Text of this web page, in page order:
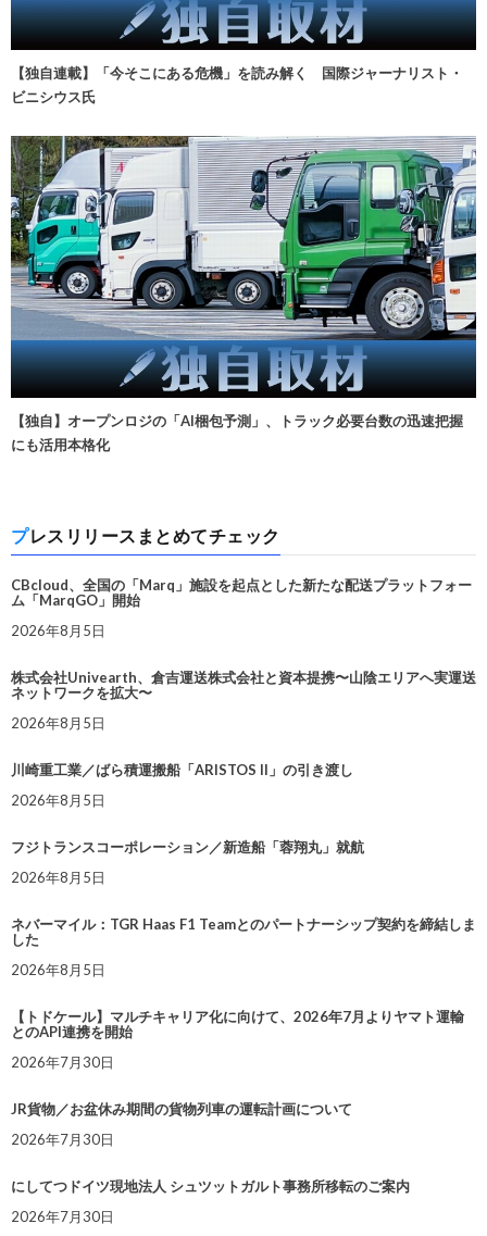
【独自連載】「今そこにある危機」を読み解く 国際ジャーナリスト・
ビニシウス氏
【独自】オープンロジの「AI梱包予測」、トラック必要台数の迅速把握
にも活用本格化
プレスリリースまとめてチェック
CBcloud、全国の「Marq」施設を起点とした新たな配送プラットフォー
ム「MarqGO」開始
2026年8月5日
株式会社Univearth、倉吉運送株式会社と資本提携〜山陰エリアへ実運送
ネットワークを拡大〜
2026年8月5日
川崎重工業／ばら積運搬船「ARISTOS II」の引き渡し
2026年8月5日
フジトランスコーポレーション／新造船「蓉翔丸」就航
2026年8月5日
ネバーマイル：TGR Haas F1 Teamとのパートナーシップ契約を締結しま
した
2026年8月5日
【トドケール】マルチキャリア化に向けて、2026年7月よりヤマト運輸
とのAPI連携を開始
2026年7月30日
JR貨物／お盆休み期間の貨物列車の運転計画について
2026年7月30日
にしてつドイツ現地法人 シュツットガルト事務所移転のご案内
2026年7月30日